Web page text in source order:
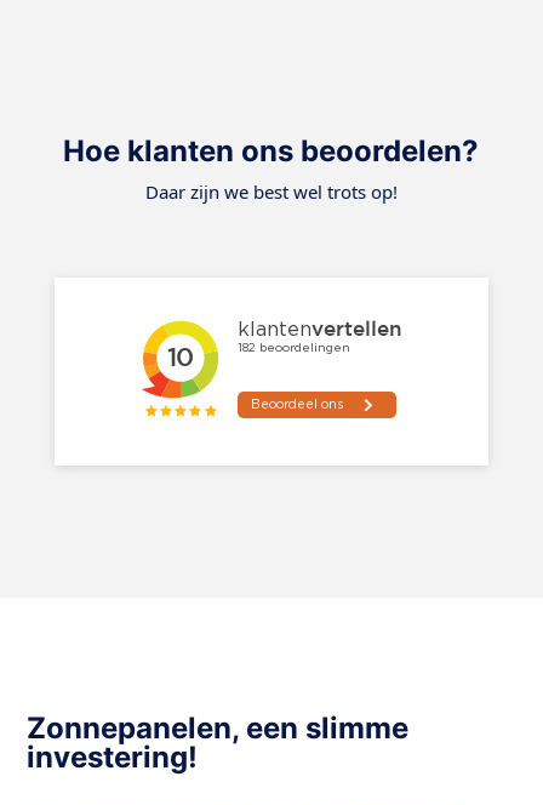
Hoe klanten ons beoordelen?
Daar zijn we best wel trots op!
Zonnepanelen, een slimme
investering!